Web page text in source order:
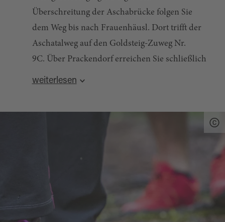
Überschreitung der Aschabrücke folgen Sie
dem Weg bis nach Frauenhäusl. Dort trifft der
Aschatalweg auf den Goldsteig-Zuweg Nr.
9C. Über Prackendorf erreichen Sie schließlich
den Ausgangspunkt bei der Grundschule
weiterlesen